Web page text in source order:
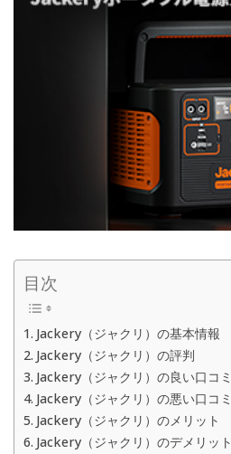
目次
Jackery（ジャクリ）の基本情報
Jackery（ジャクリ）の評判
Jackery（ジャクリ）の良い口コミ
Jackery（ジャクリ）の悪い口コミ
Jackery（ジャクリ）のメリット
Jackery（ジャクリ）のデメリット